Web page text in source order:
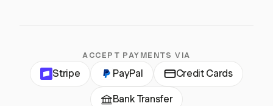
ACCEPT PAYMENTS VIA
Stripe PayPal Credit Cards
Bank Transfer